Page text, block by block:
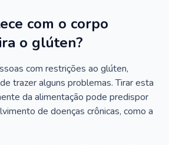
com o corpo
o glúten?
com restrições ao glúten,
trazer alguns problemas. Tirar esta
da alimentação pode predispor
de doenças crônicas, como a